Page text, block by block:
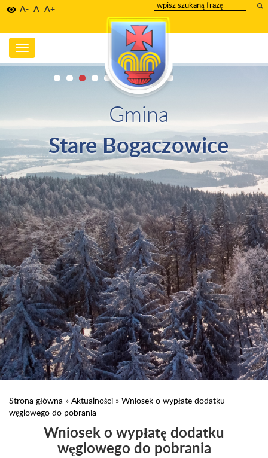
A- A A+
wpisz
szukany
tekst
Toggle
navigation
Gmina
Stare Bogaczowice
Strona główna » Aktualności » Wniosek o wypłate dodatku
węglowego do pobrania
Wniosek o wypłatę dodatku
węglowego do pobrania